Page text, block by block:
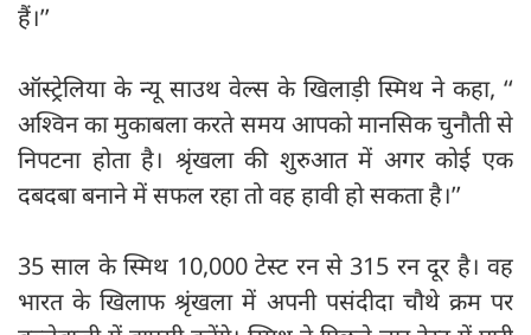
हैं।’’
ऑस्ट्रेलिया के न्यू साउथ वेल्स के खिलाड़ी स्मिथ ने कहा, ‘‘
अश्विन का मुकाबला करते समय आपको मानसिक चुनौती से
निपटना होता है। श्रृंखला की शुरुआत में अगर कोई एक
दबदबा बनाने में सफल रहा तो वह हावी हो सकता है।’’
35 साल के स्मिथ 10,000 टेस्ट रन से 315 रन दूर है। वह
भारत के खिलाफ श्रृंखला में अपनी पसंदीदा चौथे क्रम पर